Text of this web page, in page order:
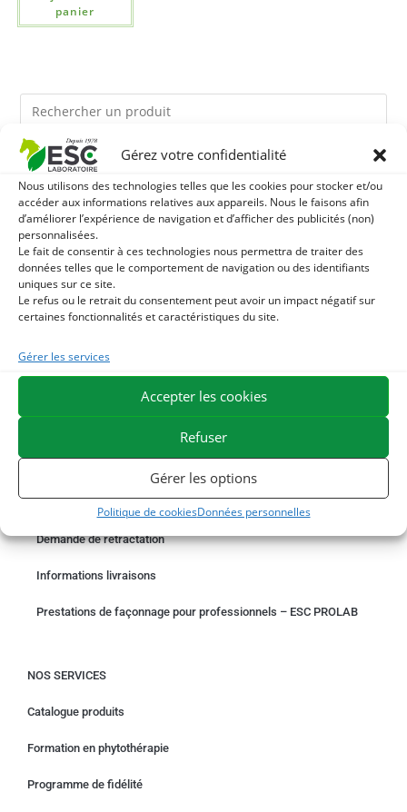
Gérez votre confidentialité
Nous utilisons des technologies telles que les cookies pour stocker et/ou
accéder aux informations relatives aux appareils. Nous le faisons afin
d’améliorer l’expérience de navigation et d’afficher des publicités (non)
personnalisées.
Le fait de consentir à ces technologies nous permettra de traiter des
données telles que le comportement de navigation ou des identifiants
uniques sur ce site.
Le refus ou le retrait du consentement peut avoir un impact négatif sur
certaines fonctionnalités et caractéristiques du site.
Gérer les services
Accepter les cookies
Refuser
Gérer les options
Politique de cookiesDonnées personnelles
panier
Ils pourraient vous plaire
1 LEVURE ACTIVE + - PROBIOTIQUE CHEVAL - FLORE
INTESTINALE ET DIGESTION
2 TERRE DE DIATOMEE - PARASITES EXTERNES CHEVAL
3 HUILE D'ALGUES - OMEGA 3 CHEVAL - DHA ET EPA
EXPÉDITION EN 48/72H
LIVRAISON OFFERTE EN FRANCE DÈS 75 €
PAIEMENT SÉCURISÉ
BESOIN D'AIDE ?
Un problème avec votre commande ?
Demande de rétractation
Informations livraisons
Prestations de façonnage pour professionnels – ESC PROLAB
NOS SERVICES
Catalogue produits
Formation en phytothérapie
Programme de fidélité